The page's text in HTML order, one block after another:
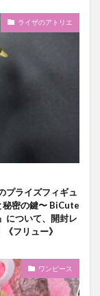
ライザのアトリエ
プライズフィギュ
秘密の鍵〜 BiCute
について、開封レ
フリュー》
ワンピース